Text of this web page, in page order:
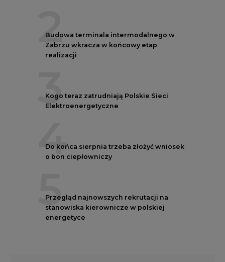
2
Budowa terminala intermodalnego w
Zabrzu wkracza w końcowy etap
realizacji
3
Kogo teraz zatrudniają Polskie Sieci
Elektroenergetyczne
4
Do końca sierpnia trzeba złożyć wniosek
o bon ciepłowniczy
5
Przegląd najnowszych rekrutacji na
stanowiska kierownicze w polskiej
energetyce